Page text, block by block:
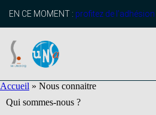
principal
EN CE MOMENT : profitez de
Accueil » Nous connaitre
Qui sommes-nous ?